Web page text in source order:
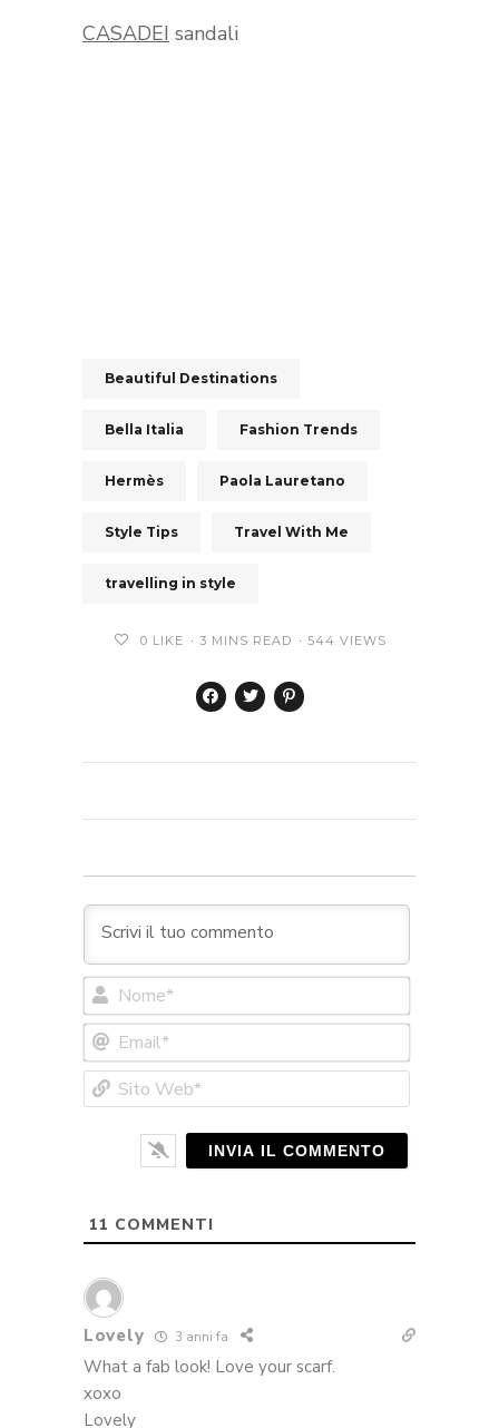
CASADEI sandali
Beautiful Destinations
Bella Italia Fashion Trends
Hermès Paola Lauretano
Style Tips Travel With Me
travelling in style
0 LIKE 3 MINS READ 544 VIEWS
Web*
11 COMMENTI
Lovely 3 anni fa
What a fab look! Love your scarf.
xoxo
Lovely